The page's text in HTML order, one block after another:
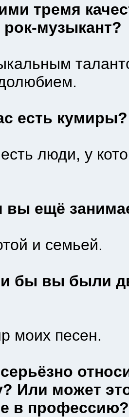
тремя
музыкант?
есть кумиры?
люди, у
вы ещё
и семьей.
бы вы были
песен.
Или может
в профессию?